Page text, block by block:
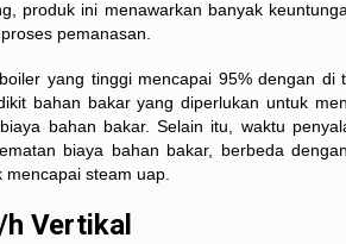
produk ini menawarkan banyak
pemanasan.
yang tinggi mencapai 95% dengan di
bahan bakar yang diperlukan untuk
bahan bakar. Selain itu, waktu
biaya bahan bakar, berbeda
mencapai steam uap.
Vertikal